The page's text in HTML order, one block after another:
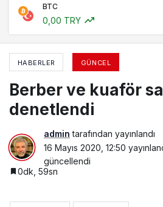
BTC
0,00 TRY
HABERLER GÜNCEL
Berber ve kuaför
denetlendi
admin tarafından yayınlandı
16 Mayıs 2020, 12:50
güncellendi
0dk, 59sn